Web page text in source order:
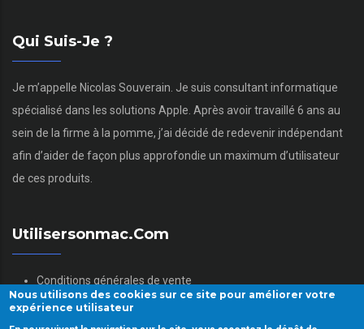
Qui Suis-Je ?
Je m’appelle Nicolas Souverain. Je suis consultant informatique
spécialisé dans les solutions Apple. Après avoir travaillé 6 ans au
sein de la firme à la pomme, j’ai décidé de redevenir indépendant
afin d’aider de façon plus approfondie un maximum d’utilisateur
de ces produits.
Utilisersonmac.com
Conditions générales de vente
Mentions légales
Politique des données personnelles
Nous utilisons des cookies sur ce site pour améliorer votre
expérience utilisateur